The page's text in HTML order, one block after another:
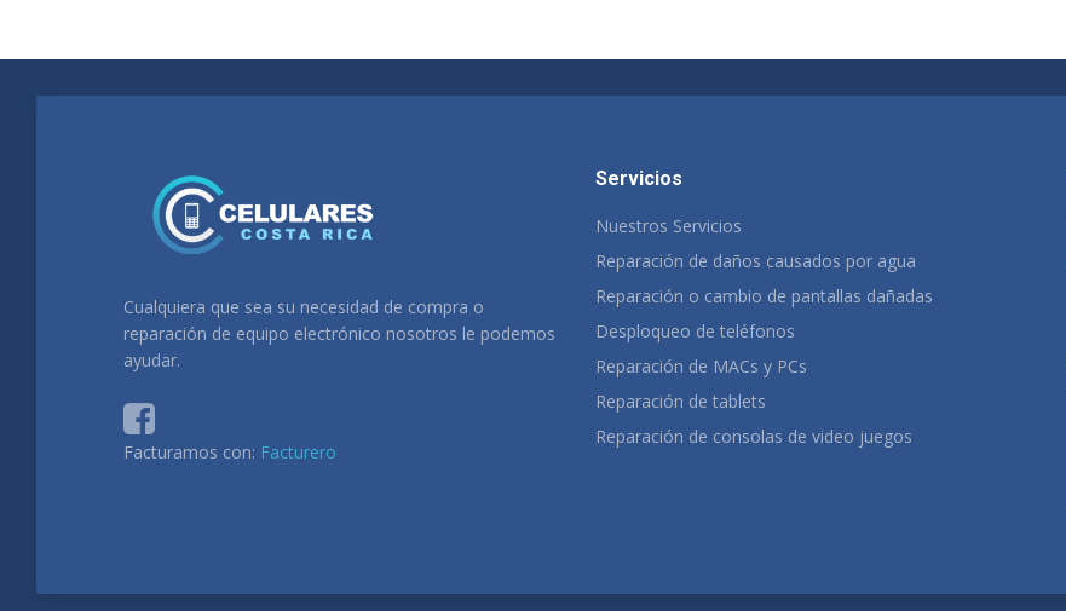
Cualquiera que sea su necesidad de compra o
reparación de equipo electrónico nosotros le podemos
ayudar.
Facturamos con: Facturero
Servicios
Nuestros Servicios
Reparación de daños causados por agua
Reparación o cambio de pantallas dañadas
Desploqueo de teléfonos
Reparación de MACs y PCs
Reparación de tablets
Reparación de consolas de video juegos